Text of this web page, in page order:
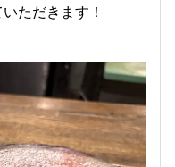
ただきます！